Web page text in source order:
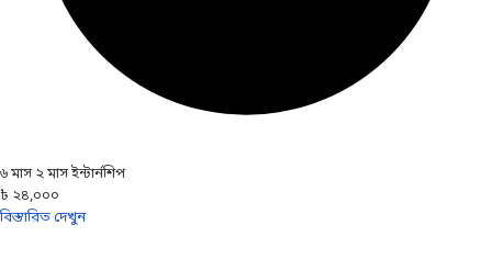
৬ মাস ২ মাস ইন্টার্নশিপ
৳ ২৪,০০০
বিস্তারিত দেখুন